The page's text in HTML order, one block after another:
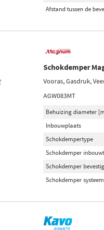
Afstand tussen de
Schokdemper
Vooras, Gasdruk,
AGW083MT
Behuizing diameter
Inbouwplaats
Schokdempertype
Schokdemper
Schokdemper
Schokdemper systeem